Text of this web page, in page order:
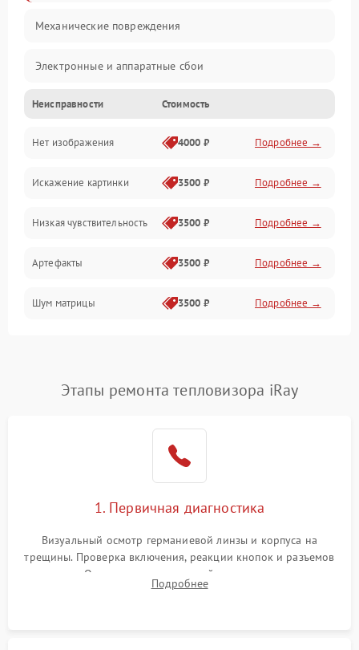
Механические повреждения
Электронные и аппаратные сбои
Неисправности сенсора и оптики
Программные ошибки
Электропитание
Измерения
Матрица
Проблемы питания
Сбои коммуникаций и интерфейсов
Экран (дисплей)
Неисправности Стоимость
Нет изображения 4000 ₽ Подробнее →
Искажение картинки 3500 ₽ Подробнее →
Низкая чувствительность 3500 ₽ Подробнее →
Артефакты 3500 ₽ Подробнее →
Шум матрицы 3500 ₽ Подробнее →
Этапы ремонта тепловизора iRay
1. Первичная диагностика
Визуальный осмотр германиевой линзы и корпуса на
трещины. Проверка включения, реакции кнопок и разъемов
зарядки. Оценка вывода тепловой сигнатуры на экран,
проверка базовых функций и считывание системных
Подробнее